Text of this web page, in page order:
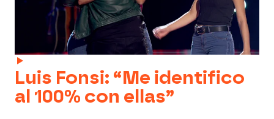
Luis Fonsi: “Me identifico
al 100% con ellas”